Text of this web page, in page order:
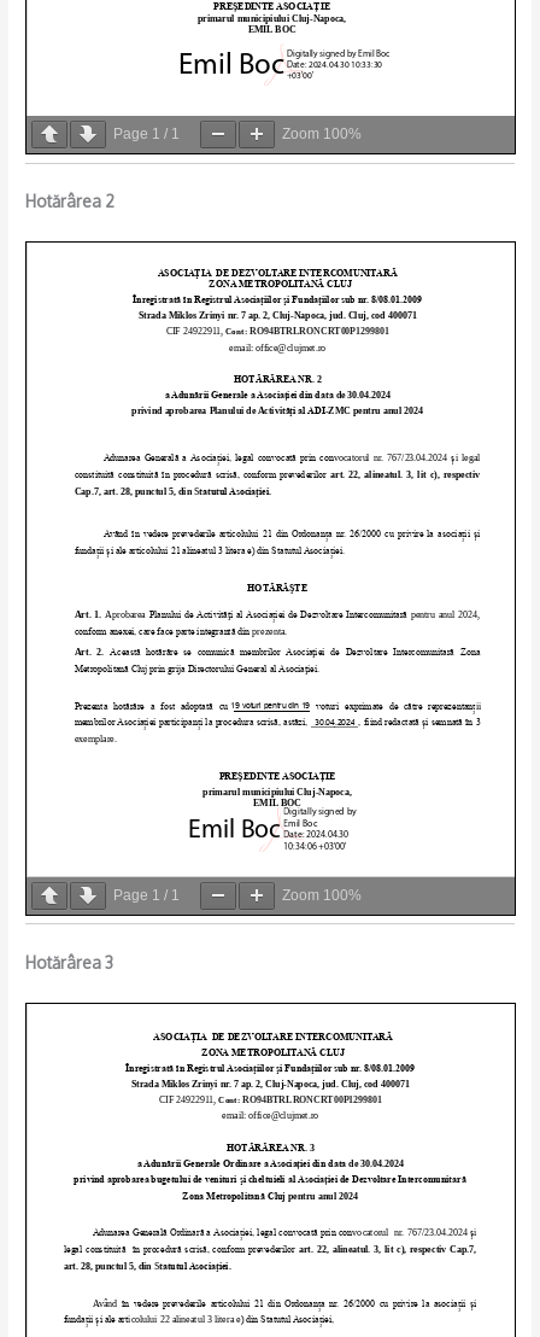
Page 1 / 1 Zoom 100%
Hotărârea 2
Page 1 / 1 Zoom 100%
Hotărârea 3